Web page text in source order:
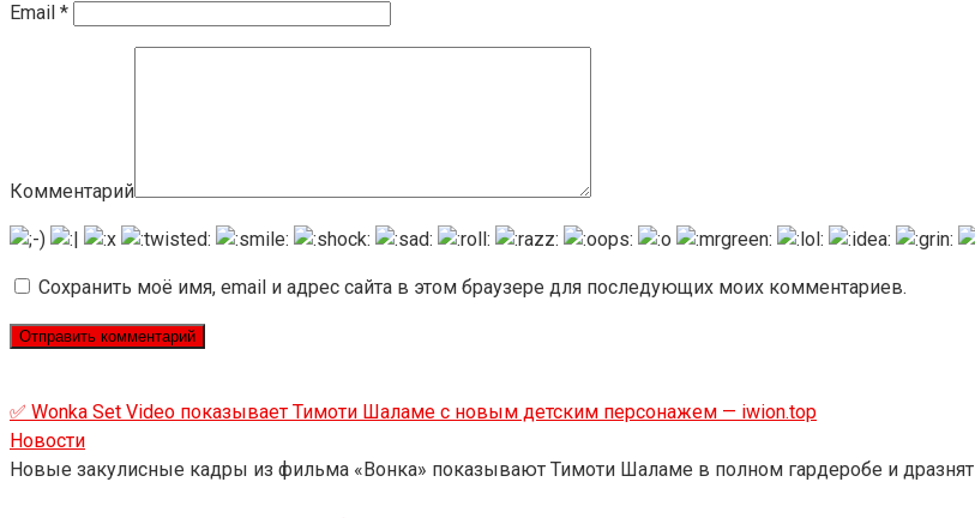
Email *
Комментарий
Сохранить моё имя, email и адрес сайта в этом браузере для последующих моих комментариев.
✅ Wonka Set Video показывает Тимоти Шаламе с новым детским персонажем — iwion.top
Новости
Новые закулисные кадры из фильма «Вонка» показывают Тимоти Шаламе в полном гардеробе и дразнят